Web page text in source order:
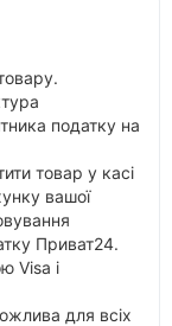
податку на
товар у касі
вашої
Приват24.
Visa і
для всіх